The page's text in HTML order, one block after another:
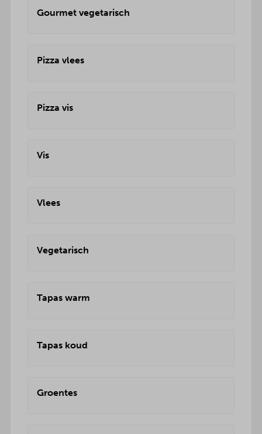
Gourmet vegetarisch
Pizza vlees
Pizza vis
Vis
Vlees
Vegetarisch
Tapas warm
Tapas koud
Groentes